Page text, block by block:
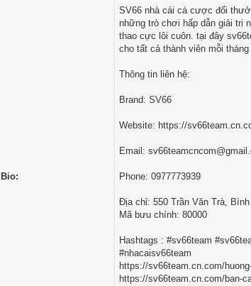
Bio:
SV66 nhà cái cá cược đổi
những trò chơi hấp dẫn giải tri
thao cực lôi cuôn. tại đây
cho tất cả thành viên mỗi
Thông tin liên hệ:
Brand: SV66
Website: https://
Email:
Phone: 0977773939
Địa chỉ: 550 Trần Văn Trà,
Mã bưu chính: 80000
Hashtags : #sv66team
#nhacaisv66team
https://sv66team.cn.com/
https://sv66team.cn.com/ban-